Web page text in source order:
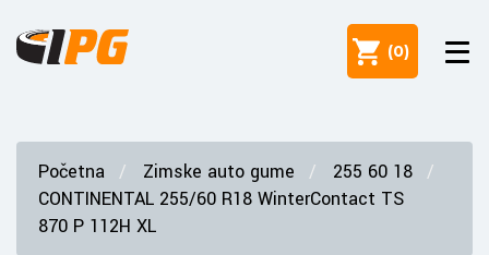
(0)
Početna Zimske auto gume
255 60 18
CONTINENTAL 255/60 R18 WinterContact TS
870 P 112H XL